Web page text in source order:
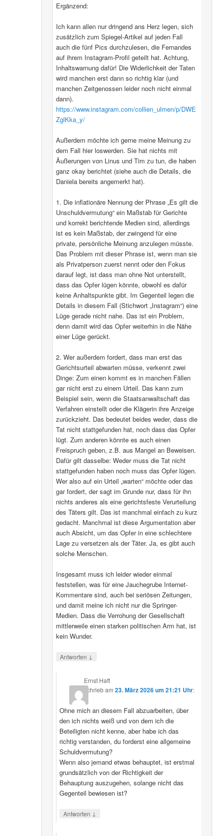
Ergänzend:
Ich kann allen nur dringend ans Herz legen, sich
zusätzlich zum Spiegel-Artikel auf jeden Fall
auch die fünf Pics durchzulesen, die Fernandes
auf ihrem Instagram-Profil geteilt hat. Achtung,
Inhaltswarnung dafür! Die Widerlichkeit der Taten
wird manchen erst dann so richtig klar (und
manchen Zeitgenossen leider noch nicht einmal
dann).
https://www.instagram.com/collien_ulmen/p/DWE
ZglKka_y/
Außerdem möchte ich gerne meine Meinung zu
dem Fall hier loswerden. Sie hat nichts mit
Äußerungen von Linus und Tim zu tun, die haben
ganz okay berichtet (siehe auch die Details, die
Daniela bereits angemerkt hat).
1. Die inflationäre Nennung der Phrase „Es gilt die
Unschuldvermutung“ ein Maßstab für Gerichte
und korrekt berichtende Medien sind, allerdings
ist es kein Maßstab, der zwingend für eine
private, persönliche Meinung anzulegen müsste.
Das Problem mit dieser Phrase ist, wenn man sie
als Privatperson zuerst nennt oder den Fokus
darauf legt, ist dass man ohne Not unterstellt,
dass das Opfer lügen könnte, obwohl es dafür
keine Anhaltspunkte gibt. Im Gegenteil legen die
Details in diesem Fall (Stichwort „Instagram“) eine
Lüge gerade nicht nahe. Das ist ein Problem,
denn damit wird das Opfer weiterhin in die Nähe
einer Lüge gerückt.
2. Wer außerdem fordert, dass man erst das
Gerichtsurteil abwarten müsse, verkennt zwei
Dinge: Zum einen kommt es in manchen Fällen
gar nicht erst zu einem Urteil. Das kann zum
Beispiel sein, wenn die Staatsanwaltschaft das
Verfahren einstellt oder die Klägerin ihre Anzeige
zurückzieht. Das bedeutet beides weder, dass die
Tat nicht stattgefunden hat, noch dass das Opfer
lügt. Zum anderen könnte es auch einen
Freispruch geben, z.B. aus Mangel an Beweisen.
Dafür gilt dasselbe: Weder muss die Tat nicht
stattgefunden haben noch muss das Opfer lügen.
Wer also auf ein Urteil „warten“ möchte oder das
gar fordert, der sagt im Grunde nur, dass für ihn
nichts anderes als eine gerichtsfeste Verurteilung
des Täters gilt. Das ist manchmal einfach zu kurz
gedacht. Manchmal ist diese Argumentation aber
auch Absicht, um das Opfer in eine schlechtere
Lage zu versetzen als der Täter. Ja, es gibt auch
solche Menschen.
Insgesamt muss ich leider wieder einmal
feststellen, was für eine Jauchegrube Internet-
Kommentare sind, auch bei seriösen Zeitungen,
und damit meine ich nicht nur die Springer-
Medien. Dass die Verrohung der Gesellschaft
mittlerweile einen starken politischen Arm hat, ist
kein Wunder.
Antworten ↓
Ernst Haft
schriebam23. März 2026 um 21:21 Uhr:
Ohne mich an diesem Fall abzuarbeiten, über
den ich nichts weiß und von dem ich die
Beteiligten nicht kenne, aber habe ich das
richtig verstanden, du forderst eine allgemeine
Schuldvermutung?
Wenn also jemand etwas behauptet, ist erstmal
grundsätzlich von der Richtigkeit der
Behauptung auszugehen, solange nicht das
Gegenteil bewiesen ist?
Antworten ↓